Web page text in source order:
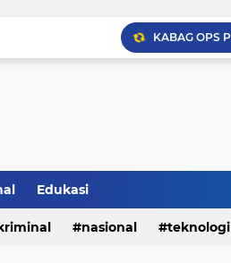
Edukasi
nasional teknologi